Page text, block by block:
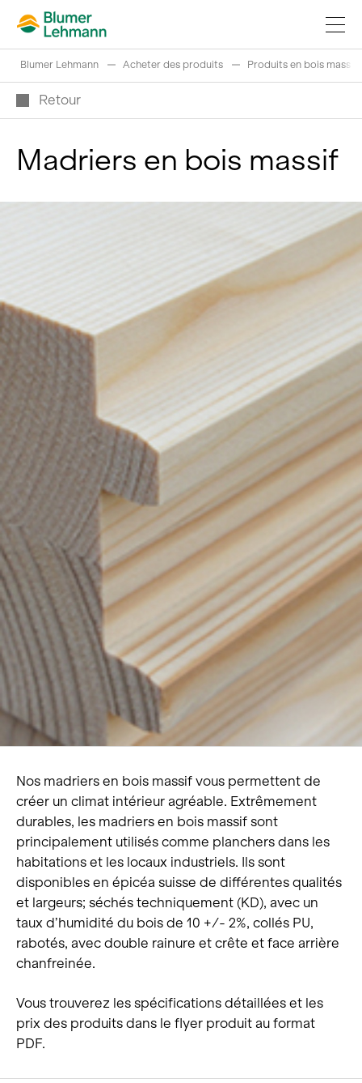
Réaliser projets de construction
Acheter des produits
Grumes suisses
Carrière
Actualités et médias
Contact
Recherche
Français
Blumer Lehmann Acheter des produits Produits en bois massif
Retour
Madriers en bois massif
Nos madriers en bois massif vous permettent de
créer un climat intérieur agréable. Extrêmement
durables, les madriers en bois massif sont
principalement utilisés comme planchers dans les
habitations et les locaux industriels. Ils sont
disponibles en épicéa suisse de différentes qualités
et largeurs; séchés techniquement (KD), avec un
taux d’humidité du bois de 10 +/- 2%, collés PU,
rabotés, avec double rainure et crête et face arrière
chanfreinée.
Vous trouverez les spécifications détaillées et les
prix des produits dans le flyer produit au format
PDF.